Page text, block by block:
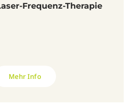
Frequenz-Therapie
Mehr Info